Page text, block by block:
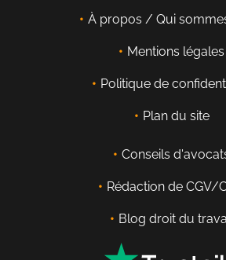
À propos / Qui
Mentions légales
Politique de
Plan du site
Conseils
Rédaction de CGV/
Blog droit du